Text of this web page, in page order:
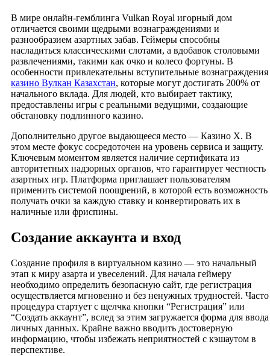
В мире онлайн-гемблинга Vulkan Royal игорный дом
отличается своими щедрыми вознаграждениями и
разнообразием азартных забав. Геймеры способны
насладиться классическими слотами, а вдобавок столовыми
развлечениями, такими как очко и колесо фортуны. В
особенности привлекательны вступительные вознаграждения
казино Вулкан Казахстан, которые могут достигать 200% от
начального вклада. Для людей, кто выбирает тактику,
предоставлены игры с реальными ведущими, создающие
обстановку подлинного казино.
Дополнительно другое выдающееся место — Казино Х. В
этом месте фокус сосредоточен на уровень сервиса и защиту.
Ключевым моментом является наличие сертификата из
авторитетных надзорных органов, что гарантирует честность
азартных игр. Платформа приглашает пользователям
применить системой поощрений, в которой есть возможность
получать очки за каждую ставку и конвертировать их в
наличные или фриспины.
Создание аккаунта и вход
Создание профиля в виртуальном казино — это начальный
этап к миру азарта и увеселений. Для начала геймеру
необходимо определить безопасную сайт, где регистрация
осуществляется мгновенно и без ненужных трудностей. Часто
процедура стартует с щелчка кнопки “Регистрация” или
“Создать аккаунт”, вслед за этим загружается форма для ввода
личных данных. Крайне важно вводить достоверную
информацию, чтобы избежать неприятностей с кэшаутом в
перспективе.